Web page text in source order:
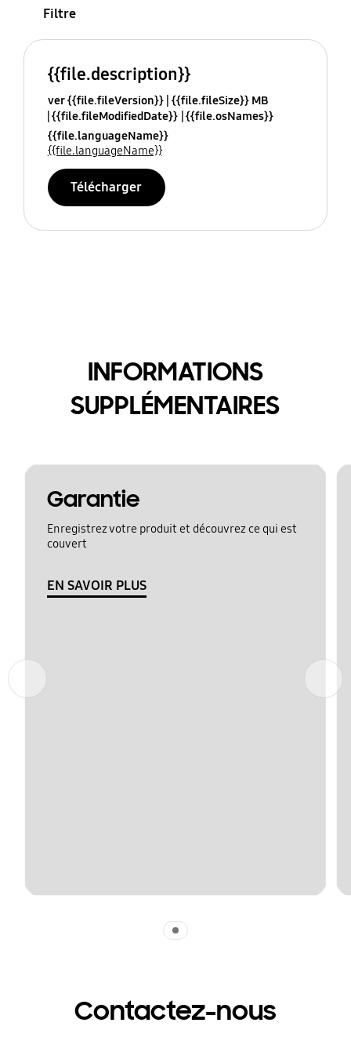
Filtre
{{file.description}}
ver {{file.fileVersion}} {{file.fileSize}} MB
{{file.fileModifiedDate}} {{file.osNames}}
{{file.languageName}}
{{file.languageName}}
Télécharger
INFORMATIONS
SUPPLÉMENTAIRES
Garantie
Enregistrez votre produit et découvrez ce qui est
couvert
EN SAVOIR PLUS
Contactez-nous